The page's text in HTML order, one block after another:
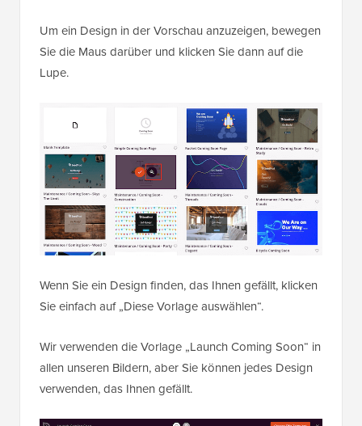
Um ein Design in der Vorschau anzuzeigen, bewegen
Sie die Maus darüber und klicken Sie dann auf die
Lupe.
Wenn Sie ein Design finden, das Ihnen gefällt, klicken
Sie einfach auf „Diese Vorlage auswählen“.
Wir verwenden die Vorlage „Launch Coming Soon“ in
allen unseren Bildern, aber Sie können jedes Design
verwenden, das Ihnen gefällt.